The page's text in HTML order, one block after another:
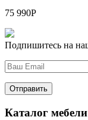
75 990Р
Подпишитесь на
Каталог мебели